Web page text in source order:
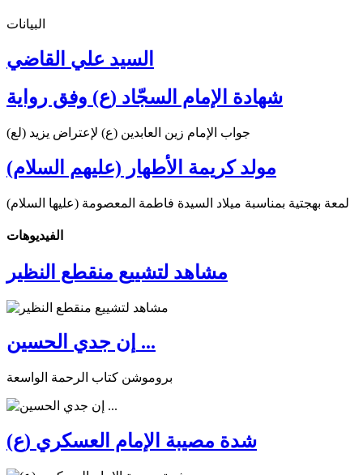
البيانات
السيد علي القاضي
شهادة الإمام السجّاد (ع) وفق رواية
جواب الإمام زين العابدين (ع) لإعتراض يزيد (لع)
مولد كريمة الأطهار (عليهم السلام)
لمعة بهجتية بمناسبة ميلاد السيدة فاطمة المعصومة (عليها السلام)
الفیدیوهات
مشاهد لتشييع منقطع النظير
إن جدي الحسين ...
بروموشن كتاب الرحمة الواسعة
شدة مصيبة الإمام العسكري (ع)